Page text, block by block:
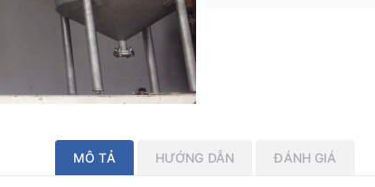
MÔ TẢ HƯỚNG DẪN ĐÁNH GIÁ